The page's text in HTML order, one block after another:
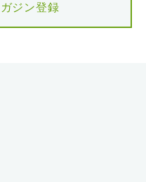
ジン登録